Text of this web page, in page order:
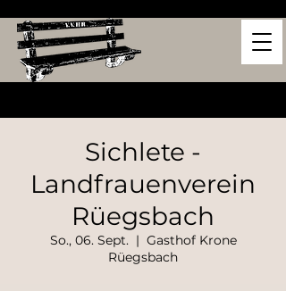
Sichlete -
Landfrauenverein
Rüegsbach
So., 06. Sept.
  |
Gasthof Krone
Rüegsbach